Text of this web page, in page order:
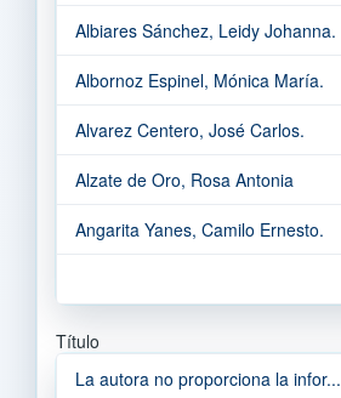
Albiares Sánchez, Leidy Johanna.
Albornoz Espinel, Mónica María.
Alvarez Centero, José Carlos.
Alzate de Oro, Rosa Antonia
Angarita Yanes, Camilo Ernesto.
Título
La autora no proporciona la infor...